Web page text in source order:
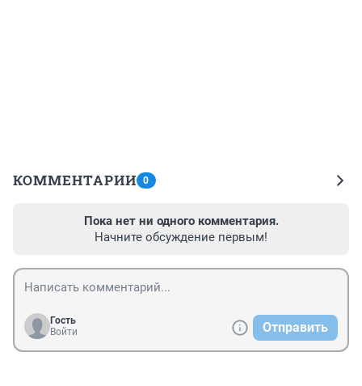
КОММЕНТАРИИ 0
Пока нет ни одного комментария.
Начните обсуждение первым!
Гость
Войти
Отправить